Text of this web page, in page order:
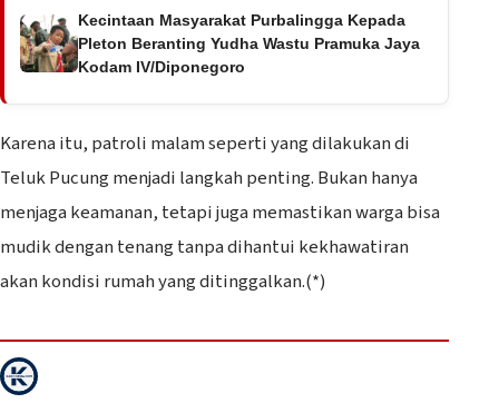
Kecintaan Masyarakat Purbalingga Kepada
Pleton Beranting Yudha Wastu Pramuka Jaya
Kodam IV/Diponegoro
‎Karena itu, patroli malam seperti yang dilakukan di
Teluk Pucung menjadi langkah penting. Bukan hanya
menjaga keamanan, tetapi juga memastikan warga bisa
mudik dengan tenang tanpa dihantui kekhawatiran
akan kondisi rumah yang ditinggalkan.(*)